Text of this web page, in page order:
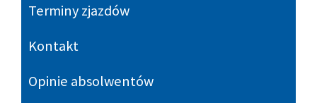
Terminy zjazdów
Kontakt
Opinie absolwentów